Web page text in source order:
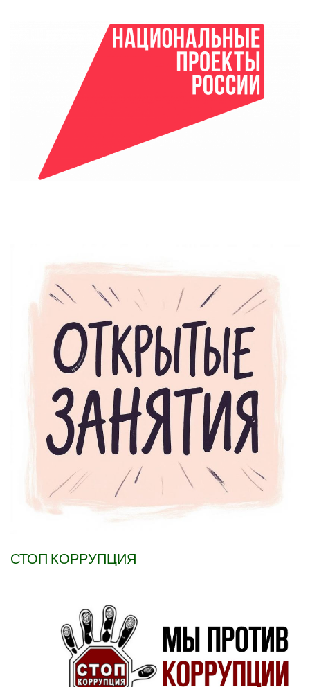
СТОП КОРРУПЦИЯ